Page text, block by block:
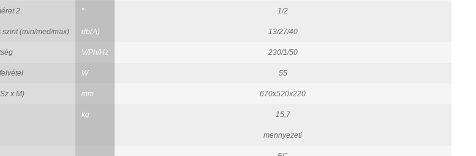
2. " 1/2
(min/med/max) db(A) 13/27/40
V/Ph/Hz 230/1/50
W 55
x M) mm 670x520x220
kg 15,7
mennyezeti